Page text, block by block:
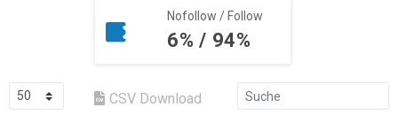
Nofollow / Follow
6% / 94%
CSV Download